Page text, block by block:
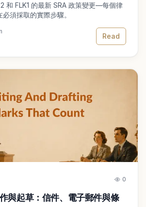
和 FLK1 的最新 SRA 政策變更—每個律
須採取的實際步驟。
Read
0
與起草：信件、電子郵件與條